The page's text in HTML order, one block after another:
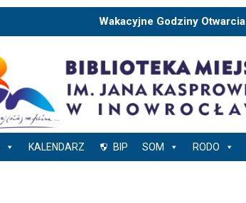
Wakacyjne Godziny Otwarcia
KALENDARZ BIP SOM RODO